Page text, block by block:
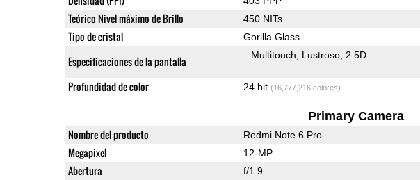
Teórico Nivel máximo de Brillo 450 NITs
Tipo de cristal Gorilla Glass
Especificaciones de la pantalla Multitouch Lustroso 2.5D
Profundidad de color 24 bit (16,777,216 colores)
Primary Camera
Nombre del producto Redmi Note 6 Pro
Megapixel 12-MP
Abertura f/1.9